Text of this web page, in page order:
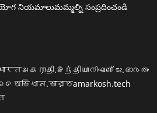
నియమాలుమమ్మల్ని సంప్రదించండి
அகராதி.இந்தியாനിഘണ്ടു.ഭാരതം
অভিধান.ভারতamarkosh.tech